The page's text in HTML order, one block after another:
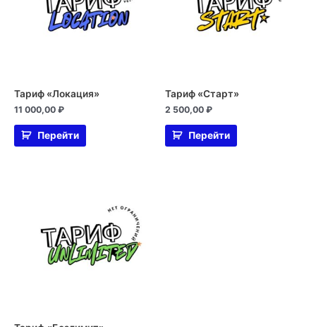
Тариф «Локация»
11 000,00 ₽
Перейти
Тариф «Старт»
2 500,00 ₽
Перейти